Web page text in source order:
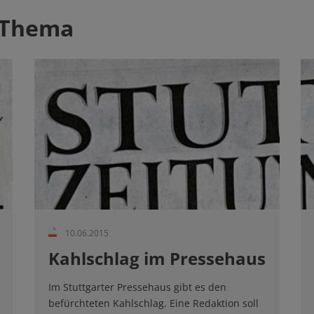
10.06.2015
Kahlschlag im Pressehaus
Im Stuttgarter Pressehaus gibt es den
befürchteten Kahlschlag. Eine Redaktion soll